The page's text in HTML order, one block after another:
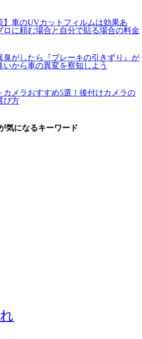
】車のUVカットフィルムは効果あ
ロに頼む場合と自分で貼る場合の料金
臭がしたら『ブレーキの引きずり』が
いから車の異変を察知しよう
カメラおすすめ5選！後付けカメラの
び方
気になるキーワード